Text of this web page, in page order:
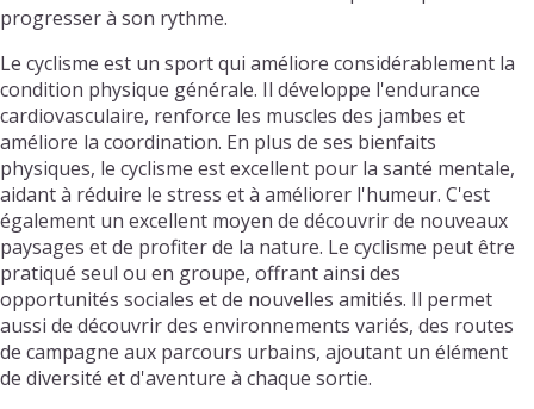
progresser à son rythme.
Le cyclisme est un sport qui améliore considérablement la
condition physique générale. Il développe l'endurance
cardiovasculaire, renforce les muscles des jambes et
améliore la coordination. En plus de ses bienfaits
physiques, le cyclisme est excellent pour la santé mentale,
aidant à réduire le stress et à améliorer l'humeur. C'est
également un excellent moyen de découvrir de nouveaux
paysages et de profiter de la nature. Le cyclisme peut être
pratiqué seul ou en groupe, offrant ainsi des
opportunités sociales et de nouvelles amitiés. Il permet
aussi de découvrir des environnements variés, des routes
de campagne aux parcours urbains, ajoutant un élément
de diversité et d'aventure à chaque sortie.